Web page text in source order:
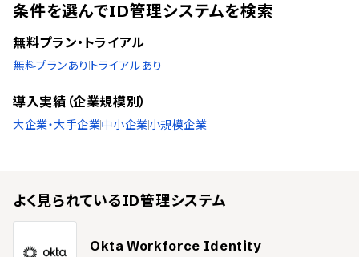
条件を選んでID管理システムを検索
無料プラン・トライアル
無料プランあり トライアルあり
導入実績（企業規模別）
大企業・大手企業中小企業小規模企業
よく見られているID管理システム
Okta Workforce Identity